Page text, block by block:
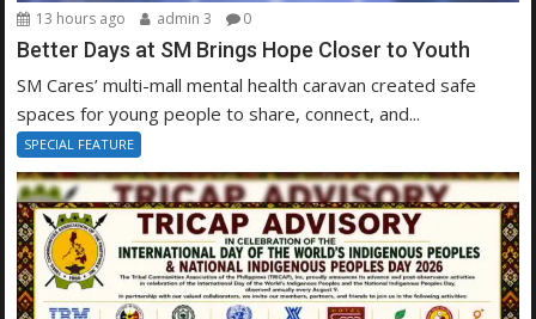
13 hours ago admin 3 0
Better Days at SM Brings Hope Closer to Youth
SM Cares’ multi-mall mental health caravan created safe
spaces for young people to share, connect, and...
SPECIAL FEATURE